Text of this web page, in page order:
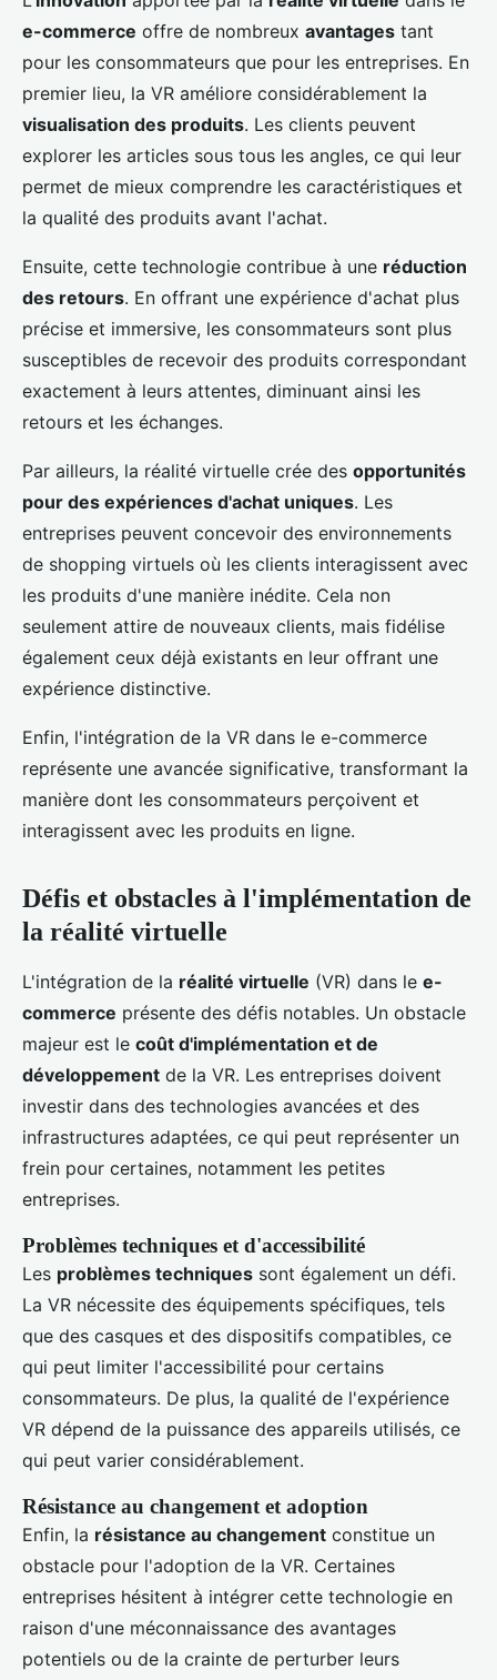
e-commerce offre de nombreux avantages tant
pour les consommateurs que pour les entreprises. En
premier lieu, la VR améliore considérablement la
visualisation des produits. Les clients peuvent
explorer les articles sous tous les angles, ce qui leur
permet de mieux comprendre les caractéristiques et
la qualité des produits avant l'achat.
Ensuite, cette technologie contribue à une réduction
des retours. En offrant une expérience d'achat plus
précise et immersive, les consommateurs sont plus
susceptibles de recevoir des produits correspondant
exactement à leurs attentes, diminuant ainsi les
retours et les échanges.
Par ailleurs, la réalité virtuelle crée des opportunités
pour des expériences d'achat uniques. Les
entreprises peuvent concevoir des environnements
de shopping virtuels où les clients interagissent avec
les produits d'une manière inédite. Cela non
seulement attire de nouveaux clients, mais fidélise
également ceux déjà existants en leur offrant une
expérience distinctive.
Enfin, l'intégration de la VR dans le e-commerce
représente une avancée significative, transformant la
manière dont les consommateurs perçoivent et
interagissent avec les produits en ligne.
Défis et obstacles à l'implémentation de
la réalité virtuelle
L'intégration de la réalité virtuelle (VR) dans le e-
commerce présente des défis notables. Un obstacle
majeur est le coût d'implémentation et de
développement de la VR. Les entreprises doivent
investir dans des technologies avancées et des
infrastructures adaptées, ce qui peut représenter un
frein pour certaines, notamment les petites
entreprises.
Problèmes techniques et d'accessibilité
Les problèmes techniques sont également un défi.
La VR nécessite des équipements spécifiques, tels
que des casques et des dispositifs compatibles, ce
qui peut limiter l'accessibilité pour certains
consommateurs. De plus, la qualité de l'expérience
VR dépend de la puissance des appareils utilisés, ce
qui peut varier considérablement.
Résistance au changement et adoption
Enfin, la résistance au changement constitue un
obstacle pour l'adoption de la VR. Certaines
entreprises hésitent à intégrer cette technologie en
raison d'une méconnaissance des avantages
potentiels ou de la crainte de perturber leurs